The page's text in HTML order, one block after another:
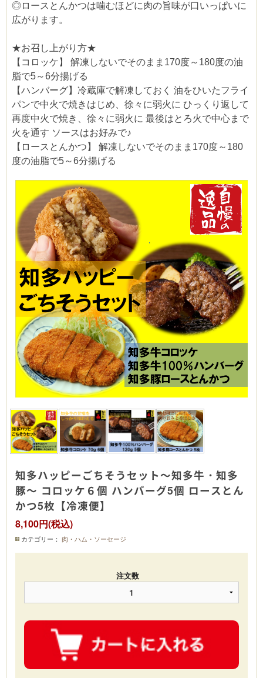
◎ロースとんかつは噛むほどに肉の旨味が口いっぱいに
広がります。
★お召し上がり方★
【コロッケ】 解凍しないでそのまま170度～180度の油
脂で5～6分揚げる
【ハンバーグ】冷蔵庫で解凍しておく 油をひいたフライ
パンで中火で焼きはじめ、徐々に弱火に ひっくり返して
再度中火で焼き、徐々に弱火に 最後はとろ火で中心まで
火を通す ソースはお好みで♪
【ロースとんかつ】 解凍しないでそのまま170度～180
度の油脂で5～6分揚げる
知多ハッピーごちそうセット～知多牛・知多
豚～ コロッケ６個 ハンバーグ5個 ロースとん
かつ5枚【冷凍便】
8,100円(税込)
カテゴリー： 肉・ハム・ソーセージ
注文数